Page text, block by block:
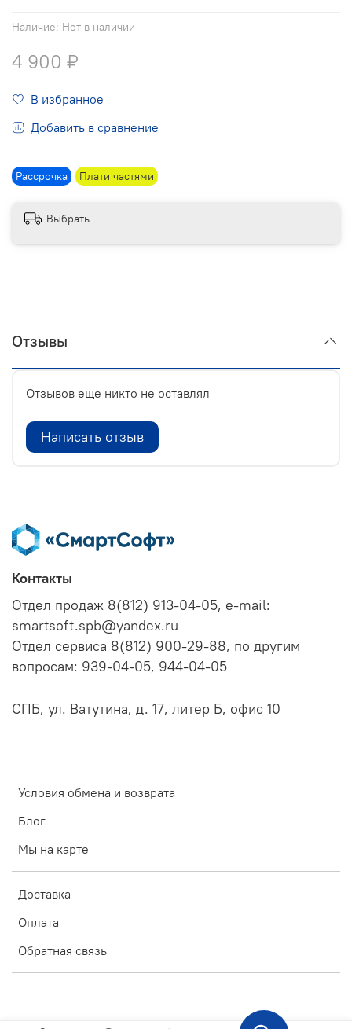
Наличие: Нет в наличии
Рассрочка Плати частями
4 900 ₽
В избранное
Добавить в сравнение
Выбрать
Отзывы
Отзывов еще никто не оставлял
Написать отзыв
Условия обмена и возврата
Блог
Мы на карте
Доставка
Оплата
Обратная связь
Контакты
Отдел продаж 8(812) 913-04-05, e-mail:
smartsoft.spb@yandex.ru
Отдел сервиса 8(812) 900-29-88, по другим
вопросам: 939-04-05, 944-04-05
СПБ, ул. Ватутина, д. 17, литер Б, офис 10